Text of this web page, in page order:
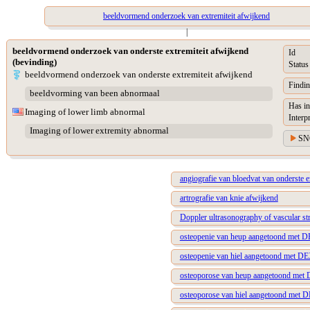
beeldvormend onderzoek van extremiteit afwijkend
|
beeldvormend onderzoek van onderste extremiteit afwijkend
(bevinding)
beeldvormend onderzoek van onderste extremiteit afwijkend
beeldvorming van been abnormaal
Imaging of lower limb abnormal
Imaging of lower extremity abnormal
Id
Status
Has
angiografie van bloedvat van onderste
artrografie van knie afwijkend
Doppler ultrasonography of vascular
osteopenie van heup aangetoond met
osteopenie van hiel aangetoond met
osteoporose van heup aangetoond met
osteoporose van hiel aangetoond met